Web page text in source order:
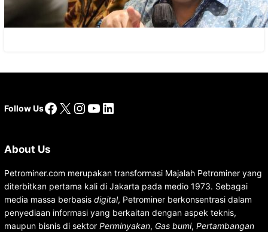
Follow UsFacebook
X Instagram
YouTube
LinkedIn
About Us
Petrominer.com merupakan transformasi Majalah Petrominer yang
diterbitkan pertama kali di Jakarta pada medio 1973. Sebagai
media massa berbasis digital, Petrominer berkonsentrasi dalam
penyediaan informasi yang berkaitan dengan aspek teknis,
maupun bisnis di sektor Perminyakan, Gas bumi, Pertambangan